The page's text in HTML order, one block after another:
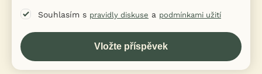
Souhlasím s pravidly diskuse a podmínkami užití